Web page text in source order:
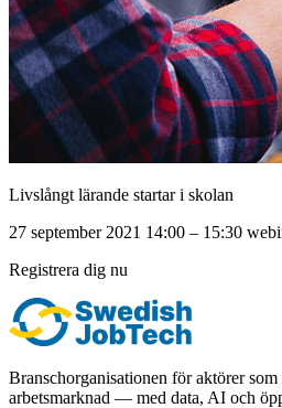
Livslångt lärande startar i skolan
27 september 2021 14:00 – 15:30
Registrera dig nu
Branschorganisationen för aktörer
arbetsmarknad — med data, AI och